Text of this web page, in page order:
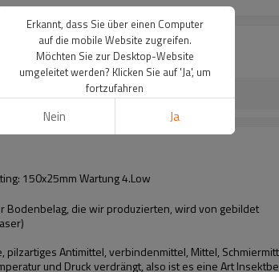
150x25mm Wartung 4.Low
Bodenbelag, die wir produzierten, wird von gebildet
pilzartiges Antimittel, verbindenmittel, Mittel,
und Druck verdrängt, also ist es eine Art
Erkannt, dass Sie über einen Computer
auf die mobile Website zugreifen.
Möchten Sie zur Desktop-Website
umgeleitet werden? Klicken Sie auf 'Ja', um
fortzufahren
Nein Ja